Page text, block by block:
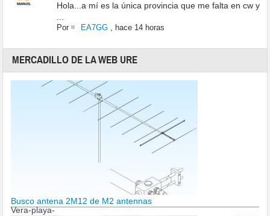
Hola...a mí es la única provincia que me falta en cw y
Por EA7GG, hace 14 horas
MERCADILLO DE LA WEB URE
Busco antena 2M12 de M2 antennas
Vera-playa-